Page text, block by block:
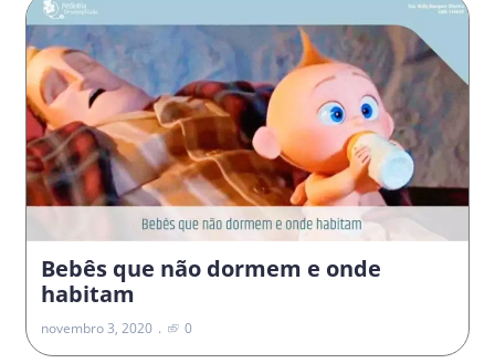
Bebês que não dormem e onde
habitam
novembro 3, 2020 0